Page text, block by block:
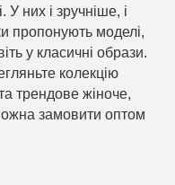
У них і зручніше, і
пропонують моделі,
у класичні образи.
колекцію
трендове жіноче,
замовити оптом